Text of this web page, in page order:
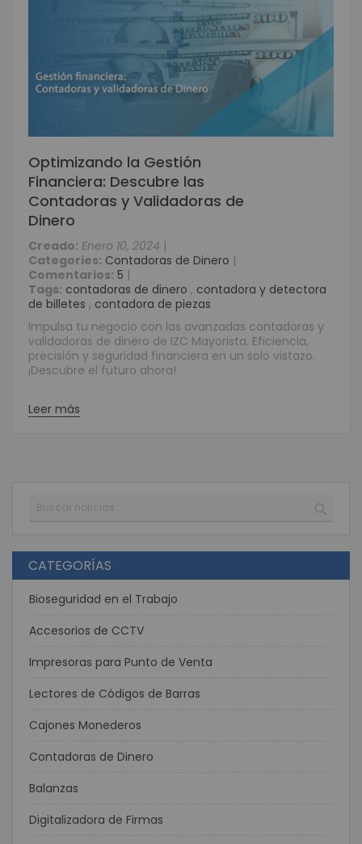
Optimizando la Gestión
Financiera: Descubre las
Contadoras y Validadoras de
Dinero
Creado: Enero 10, 2024 |
Categories: Contadoras de Dinero |
Comentarios: 5 |
Tags: contadoras de dinero , contadora y detectora
de billetes , contadora de piezas
Impulsa tu negocio con las avanzadas contadoras y
validadoras de dinero de IZC Mayorista. Eficiencia,
precisión y seguridad financiera en un solo vistazo.
¡Descubre el futuro ahora!
Leer más
Buscar
CATEGORÍAS
Bioseguridad en el Trabajo
Accesorios de CCTV
Impresoras para Punto de Venta
Lectores de Códigos de Barras
Cajones Monederos
Contadoras de Dinero
Balanzas
Digitalizadora de Firmas